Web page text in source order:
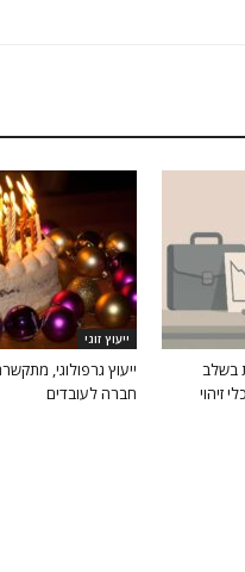
בשלב
זיהוי
ייעוץ זוגי
ייעוץ גרפולוגי,
חברה לעובדים